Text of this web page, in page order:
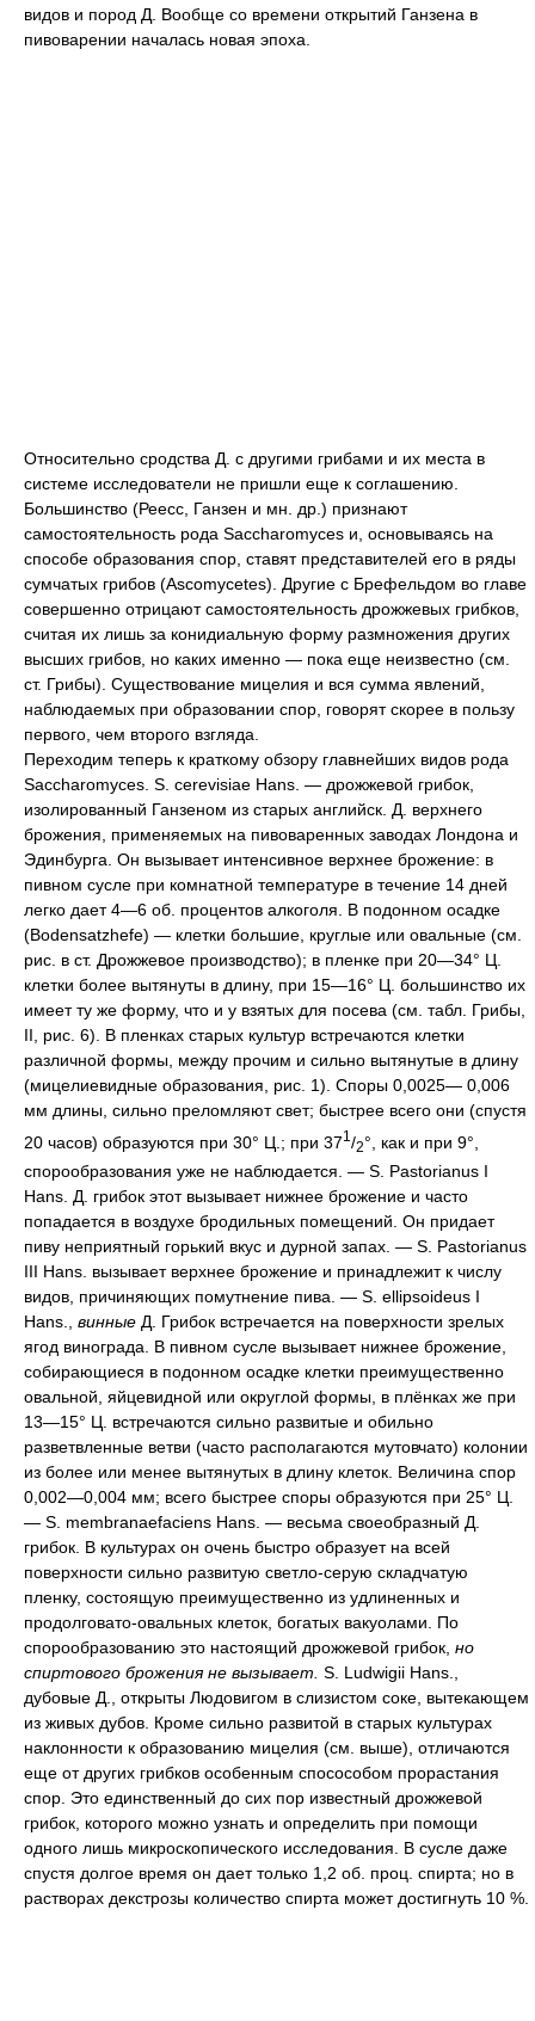
видов и пород Д. Вообще со времени открытий Ганзена в
пивоварении началась новая эпоха.
Относительно сродства Д. с другими грибами и их места в
системе исследователи не пришли еще к соглашению.
Большинство (Реесс, Ганзен и мн. др.) признают
самостоятельность рода Saccharomyces и, основываясь на
способе образования спор, ставят представителей его в ряды
сумчатых грибов (Ascomycetes). Другие с Брефельдом во главе
совершенно отрицают самостоятельность дрожжевых грибков,
считая их лишь за конидиальную форму размножения других
высших грибов, но каких именно — пока еще неизвестно (см.
ст. Грибы). Существование мицелия и вся сумма явлений,
наблюдаемых при образовании спор, говорят скорее в пользу
первого, чем второго взгляда.
Переходим теперь к краткому обзору главнейших видов рода
Saccharomyces. S. cerevisiae Hans. — дрожжевой грибок,
изолированный Ганзеном из старых английск. Д. верхнего
брожения, применяемых на пивоваренных заводах Лондона и
Эдинбурга. Он вызывает интенсивное верхнее брожение: в
пивном сусле при комнатной температуре в течение 14 дней
легко дает 4—6 об. процентов алкоголя. В подонном осадке
(Bodensatzhefe) — клетки большие, круглые или овальные (см.
рис. в ст. Дрожжевое производство); в пленке при 20—34° Ц.
клетки более вытянуты в длину, при 15—16° Ц. большинство их
имеет ту же форму, что и у взятых для посева (см. табл. Грибы,
II, рис. 6). В пленках старых культур встречаются клетки
различной формы, между прочим и сильно вытянутые в длину
(мицелиевидные образования, рис. 1). Споры 0,0025— 0,006
мм длины, сильно преломляют свет; быстрее всего они (спустя
20 часов) образуются при 30° Ц.; при 371 /2°, как и при 9°,
спорообразования уже не наблюдается. — S. Pastorianus I
Hans. Д. грибок этот вызывает нижнее брожение и часто
попадается в воздухе бродильных помещений. Он придает
пиву неприятный горький вкус и дурной запах. — S. Pastorianus
III Hans. вызывает верхнее брожение и принадлежит к числу
видов, причиняющих помутнение пива. — S. ellipsoideus I
Hans., винные Д. Грибок встречается на поверхности зрелых
ягод винограда. В пивном сусле вызывает нижнее брожение,
собирающиеся в подонном осадке клетки преимущественно
овальной, яйцевидной или округлой формы, в плёнках же при
13—15° Ц. встречаются сильно развитые и обильно
разветвленные ветви (часто располагаются мутовчато) колонии
из более или менее вытянутых в длину клеток. Величина спор
0,002—0,004 мм; всего быстрее споры образуются при 25° Ц.
— S. membranaefaciens Hans. — весьма своеобразный Д.
грибок. В культурах он очень быстро образует на всей
поверхности сильно развитую светло-серую складчатую
пленку, состоящую преимущественно из удлиненных и
продолговато-овальных клеток, богатых вакуолами. По
спорообразованию это настоящий дрожжевой грибок, но
спиртового брожения не вызывает. S. Ludwigii Hans.,
дубовые Д., открыты Людовигом в слизистом соке, вытекающем
из живых дубов. Кроме сильно развитой в старых культурах
наклонности к образованию мицелия (см. выше), отличаются
еще от других грибков особенным спосособом прорастания
спор. Это единственный до сих пор известный дрожжевой
грибок, которого можно узнать и определить при помощи
одного лишь микроскопического исследования. В сусле даже
спустя долгое время он дает только 1,2 об. проц. спирта; но в
растворах декстрозы количество спирта может достигнуть 10 %.